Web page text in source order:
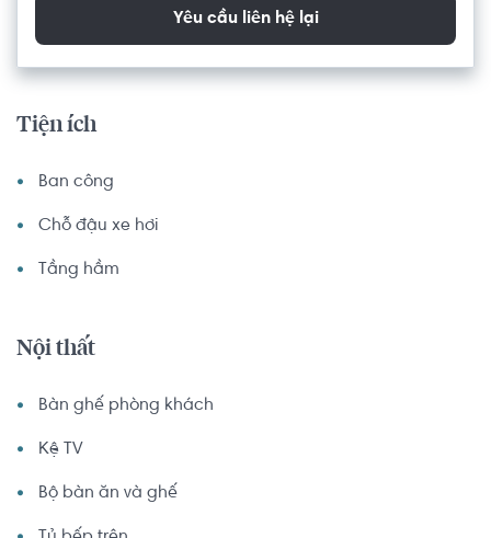
Yêu cầu liên hệ lại
Tiện ích
Ban công
Chỗ đậu xe hơi
Tầng hầm
Nội thất
Bàn ghế phòng khách
Kệ TV
Bộ bàn ăn và ghế